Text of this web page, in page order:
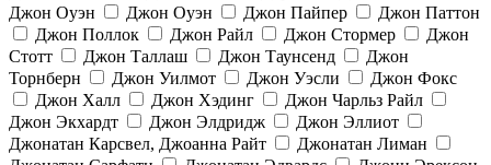
Джон Оуэн
Джон Оуэн Джон Пайпер
Джон Паттон
Джон Поллок
Джон Райл Джон Стормер
Джон
Стотт
Джон Таллаш Джон Таунсенд
Джон
Торнберн
Джон Уилмот Джон Уэсли
Джон Фокс
Джон Халл
Джон Хэдинг
Джон Чарльз Райл
Джон Экхардт
Джон Элдридж
Джон Эллиот
Джонатан Карсвел, Джоанна Райт
Джонатан Лиман